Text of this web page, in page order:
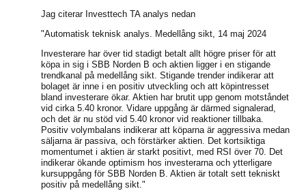
Jag citerar Investtech TA analys nedan
"Automatisk teknisk analys. Medellång sikt, 14 maj 2024
Investerare har över tid stadigt betalt allt högre priser för att
köpa in sig i SBB Norden B och aktien ligger i en stigande
trendkanal på medellång sikt. Stigande trender indikerar att
bolaget är inne i en positiv utveckling och att köpintresset
bland investerare ökar. Aktien har brutit upp genom motståndet
vid cirka 5.40 kronor. Vidare uppgång är därmed signalerad,
och det är nu stöd vid 5.40 kronor vid reaktioner tillbaka.
Positiv volymbalans indikerar att köparna är aggressiva medan
säljarna är passiva, och förstärker aktien. Det kortsiktiga
momentumet i aktien är starkt positivt, med RSI över 70. Det
indikerar ökande optimism hos investerarna och ytterligare
kursuppgång för SBB Norden B. Aktien är totalt sett tekniskt
positiv på medellång sikt."